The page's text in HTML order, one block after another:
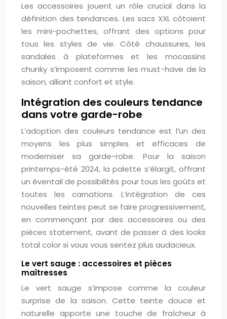
Les accessoires jouent un rôle crucial dans la
définition des tendances. Les sacs XXL côtoient
les mini-pochettes, offrant des options pour
tous les styles de vie. Côté chaussures, les
sandales à plateformes et les mocassins
chunky s’imposent comme les must-have de la
saison, alliant confort et style.
Intégration des couleurs tendance
dans votre garde-robe
L’adoption des couleurs tendance est l’un des
moyens les plus simples et efficaces de
moderniser sa garde-robe. Pour la saison
printemps-été 2024, la palette s’élargit, offrant
un éventail de possibilités pour tous les goûts et
toutes les carnations. L’intégration de ces
nouvelles teintes peut se faire progressivement,
en commençant par des accessoires ou des
pièces statement, avant de passer à des looks
total color si vous vous sentez plus audacieux.
Le vert sauge : accessoires et pièces
maîtresses
Le vert sauge s’impose comme la couleur
surprise de la saison. Cette teinte douce et
naturelle apporte une touche de fraîcheur à